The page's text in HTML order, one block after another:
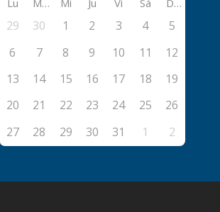
29 30 1 2 3 4
5
6
7 8 9 10 11
12
13
14 15 16 17 18
19
20
21 22 23 24 25
26
27
28 29 30 31 1 2